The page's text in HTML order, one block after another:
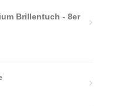
Brillentuch - 8er